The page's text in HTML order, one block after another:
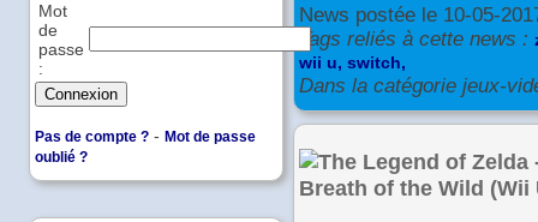
Mot
de
passe
:
Pas de compte ? - Mot de passe
oublié ?
News postée le 10-05-
Tags reliés à cette news :
wii u, switch,
Dans la catégorie jeux-